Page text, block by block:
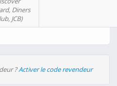
Diners
JCB)
?Activer le code revendeur